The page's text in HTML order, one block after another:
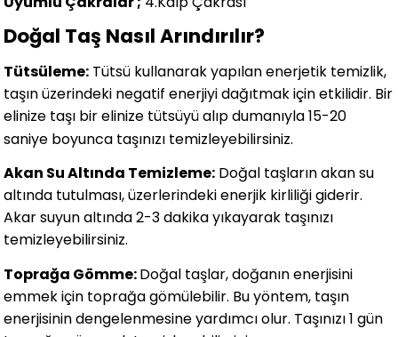
Doğal Taş Nasıl Arındırılır?
Tütsüleme: Tütsü kullanarak yapılan enerjetik temizlik,
taşın üzerindeki negatif enerjiyi dağıtmak için etkilidir. Bir
elinize taşı bir elinize tütsüyü alıp dumanıyla 15-20
saniye boyunca taşınızı temizleyebilirsiniz.
Akan Su Altında Temizleme: Doğal taşların akan su
altında tutulması, üzerlerindeki enerjik kirliliği giderir.
Akar suyun altında 2-3 dakika yıkayarak taşınızı
temizleyebilirsiniz.
Toprağa Gömme:Doğal taşlar, doğanın enerjisini
emmek için toprağa gömülebilir. Bu yöntem, taşın
enerjisinin dengelenmesine yardımcı olur. Taşınızı 1 gün